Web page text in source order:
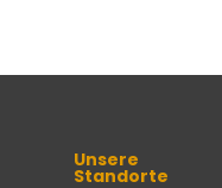
Unsere
Standorte